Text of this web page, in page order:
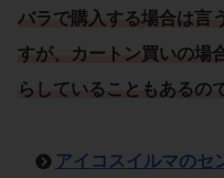
バラで購入する場合は言
すが、
カートン買いの場
らしていることもあるの
アイコスイルマのセ